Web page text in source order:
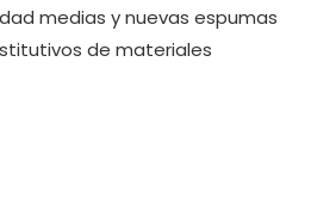
medias y nuevas espumas
de materiales